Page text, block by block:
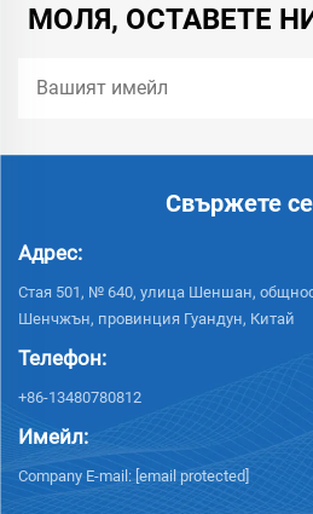
МОЛЯ, ОСТАВЕТЕ
Свържете
Адрес:
Стая 501, № 640, улица Шеншан,
Шенчжън, провинция Гуандун, Китай
Телефон:
+86-13480780812
Имейл:
Company E-mail: [email protected]